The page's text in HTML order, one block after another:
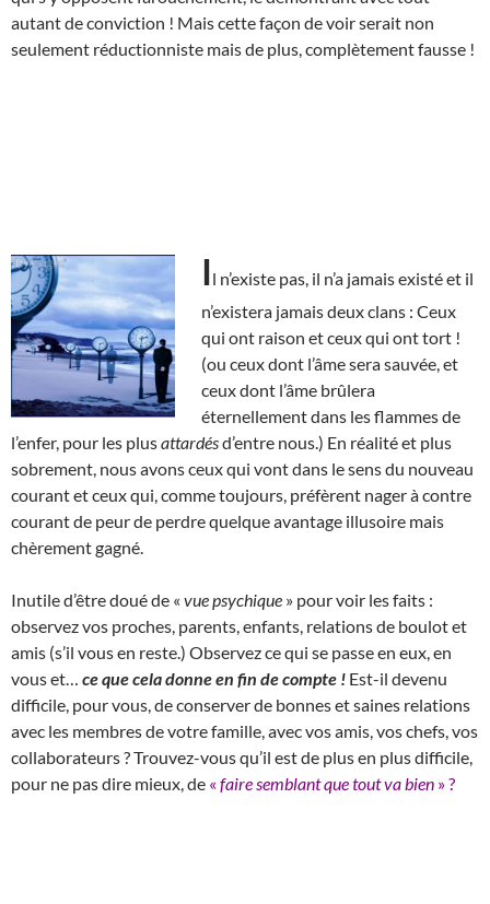
autant de conviction ! Mais cette façon de voir serait non
seulement réductionniste mais de plus, complètement fausse !
Il n’existe pas, il n’a jamais existé et il
n’existera jamais deux clans : Ceux
qui ont raison et ceux qui ont tort !
(ou ceux dont l’âme sera sauvée, et
ceux dont l’âme brûlera
éternellement dans les flammes de
l’enfer, pour les plusattardésd’entre nous.) En réalité et plus
sobrement, nous avons ceux qui vont dans le sens du nouveau
courant et ceux qui, comme toujours, préfèrent nager à contre
courant de peur de perdre quelque avantage illusoire mais
chèrement gagné.
Inutile d’être doué de « vue psychique » pour voir les faits :
observez vos proches, parents, enfants, relations de boulot et
amis (s’il vous en reste.) Observez ce qui se passe en eux, en
vous et… ce que cela donne en fin de compte ! Est-il devenu
difficile, pour vous, de conserver de bonnes et saines relations
avec les membres de votre famille, avec vos amis, vos chefs, vos
collaborateurs ? Trouvez-vous qu’il est de plus en plus difficile,
pour ne pas dire mieux, de « faire semblant que tout va bien » ?